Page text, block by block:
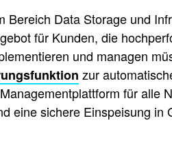
Data Storage und
für Kunden, die
und managen
zur
für alle
eine sichere Einspeisung in